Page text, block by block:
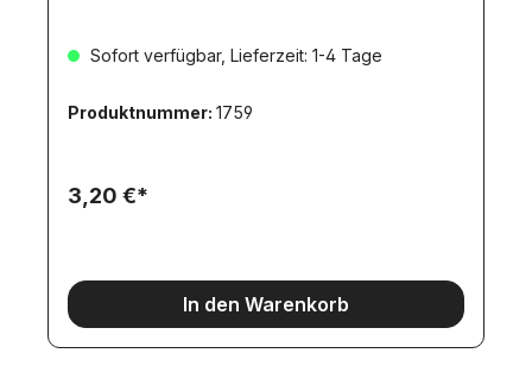
Sofort verfügbar, Lieferzeit: 1-4 Tage
Produktnummer: 1759
3,20 €*
In den Warenkorb